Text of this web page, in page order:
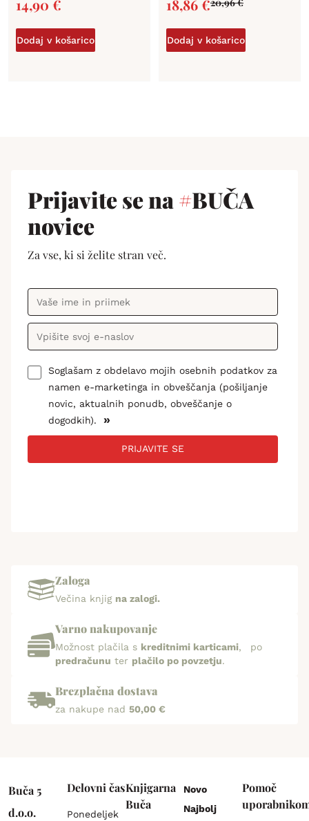
14,90 €
Dodaj v košarico
18,86€
Dodaj v košarico
Prijavite se na#BUČA
novice
Za vse, ki si želite stran več.
Soglašam z obdelavo mojih osebnih podatkov za
namen e-marketinga in obveščanja (pošiljanje
novic, aktualnih ponudb, obveščanje o
dogodkih).
»
PRIJAVITE SE
Zaloga
Večina knjig na zalogi.
Varno nakupovanje
Možnost plačila s kreditnimi karticami, po
predračunu ter plačilo po povzetju.
Brezplačna dostava
za nakupe nad 50,00 €
Buča 5
d.o.o.
Delovni čas
Ponedeljek
Knjigarna
Buča
Novo
Najbolj
Pomoč